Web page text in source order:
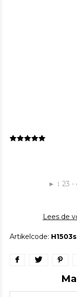
► ↕ 23 -
Lees de
Artikelcode: H1503s